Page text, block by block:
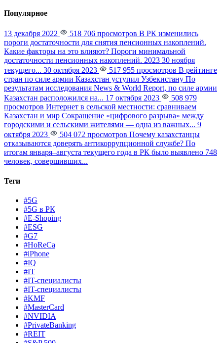
Популярное
13 декабря 2022 518 706 просмотров В РК изменились
пороги достаточности для снятия пенсионных накоплений.
Какие факторы на это влияют? Пороги минимальной
достаточности пенсионных накоплений. 2023 30 ноября
текущего... 30 октября 2023 517 955 просмотров В рейтинге
стран по силе армии Казахстан уступил Узбекистану По
результатам исследования News & World Report, по силе армии
Казахстан расположился на... 17 октября 2023
508 979
просмотров Интернет в сельской местности: сравниваем
Казахстан и мир Сокращение «цифрового разрыва» между
городскими и сельскими жителями — одна из важных... 9
октября 2023
504 072 просмотров Почему казахстанцы
отказываются доверять антикоррупционной службе? По
итогам января–августа текущего года в РК было выявлено 748
человек, совершивших...
Теги
#5G
#5G в РК
#E-Shoping
#ESG
#G7
#HoReCa
#iPhone
#IQ
#IT
#IT-специалисты
#IT-специалисты
#KMF
#MasterCard
#NVIDIA
#PrivateBanking
#REIT